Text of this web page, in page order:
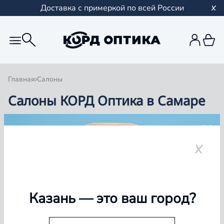
Доставка с примеркой по всей России
Главная Салоны
Салоны КОРД Оптика в Самаре
Группа компаний «Корд Оптика» - это более 100
Казань— это ваш город?